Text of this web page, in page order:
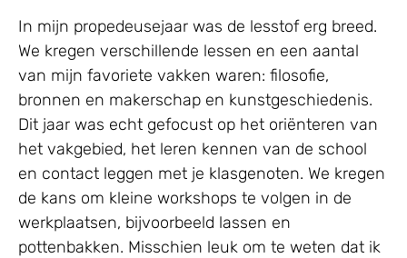
In mijn propedeusejaar was de lesstof erg breed.
We kregen verschillende lessen en een aantal
van mijn favoriete vakken waren: filosofie,
bronnen en makerschap en kunstgeschiedenis.
Dit jaar was echt gefocust op het oriënteren van
het vakgebied, het leren kennen van de school
en contact leggen met je klasgenoten. We kregen
de kans om kleine workshops te volgen in de
werkplaatsen, bijvoorbeeld lassen en
pottenbakken. Misschien leuk om te weten dat ik